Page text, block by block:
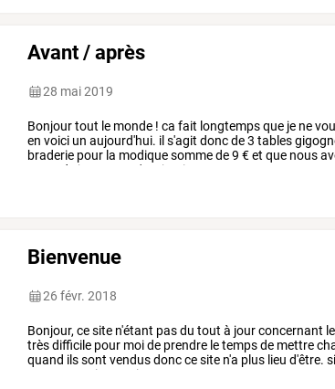
Avant / après
28 mai 2019
Bonjourtout le monde ! ca fait longtempsque je ne
en voici un aujourd'hui. il s'agit doncde3 tables
braderie pour la modiquesommede9 €et que nous
seconde
jeunesse. c'est justine
Bienvenue
26 févr. 2018
Bonjour,cesite n'étant pasdu tout à jourconcernant
trèsdifficile pour moide prendre letempsde mettre
quand ilssont vendusdonccesite n'a plus lieu d'être. si
moi petit